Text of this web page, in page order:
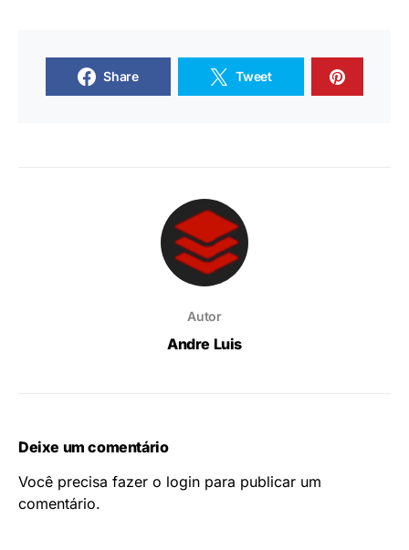
Share Tweet
Autor
Andre Luis
Deixe um comentário
Você precisa fazer o login para publicar um
comentário.